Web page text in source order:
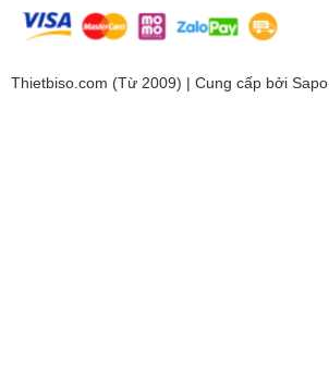
Thietbiso.com (Từ 2009) | Cung cấp bởi Sapo